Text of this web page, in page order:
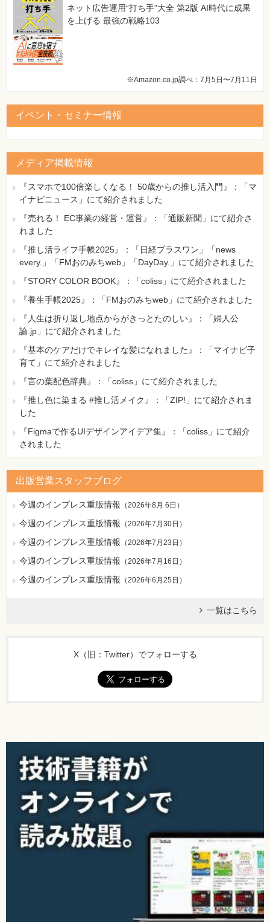
ネット広告運用“打ち手”大全 第2版 AI時代に成果
を上げる 最強の戦略103
※Amazon.co.jp調べ：7月5日〜7月11日
イベント・セミナー情報
メディア掲載情報
『スマホで100倍楽しくなる！ 50歳からの推し活入門』：「マ
イナビニュース」にて紹介されました
『売れる！ EC事業の経営・運営』：「通販新聞」にて紹介さ
れました
『推し活ライフ手帳2025』：「日経プラスワン」「news
every.」「FMおのみちweb」「DayDay.」にて紹介されました
『STORY COLOR BOOK』：「coliss」にて紹介されました
『養生手帳2025』：「FMおのみちweb」にて紹介されました
『人生は折り返し地点からがきっとたのしい』：「婦人公
論.jp」にて紹介されました
『基本のケアだけでキレイな髪になれました』：「マイナビ子
育て」にて紹介されました
『言の葉配色辞典』：「coliss」にて紹介されました
『推し色に染まる #推し活メイク』：「ZIP!」にて紹介されま
した
『Figmaで作るUIデザインアイデア集』：「coliss」にて紹介
されました
出版営業スタッフブログ
今週のインプレス重版情報 （2026年8月 6日 ）
今週のインプレス重版情報 （2026年7月30日 ）
今週のインプレス重版情報 （2026年7月23日 ）
今週のインプレス重版情報 （2026年7月16日 ）
今週のインプレス重版情報 （2026年6月25日 ）
一覧はこちら
X（旧：Twitter）でフォローする